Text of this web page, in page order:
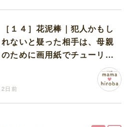
［１４］花泥棒｜犯人かもし
れないと疑った相手は、母親
のために画用紙でチューリッ
プを作っていただけだった
2日前